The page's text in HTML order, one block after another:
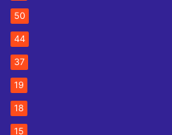
50
44
37
19
18
15